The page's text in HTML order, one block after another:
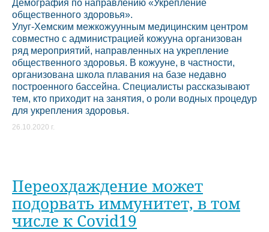
Демография по направлению «Укрепление
общественного здоровья».
Улуг-Хемским межкожуунным медицинским центром
совместно с администрацией кожууна организован
ряд мероприятий, направленных на укрепление
общественного здоровья. В кожууне, в частности,
организована школа плавания на базе недавно
построенного бассейна. Специалисты рассказывают
тем, кто приходит на занятия, о роли водных процедур
для укрепления здоровья.
26.10.2020 г.
Переохдаждение может
подорвать иммунитет, в том
числе к Covid19